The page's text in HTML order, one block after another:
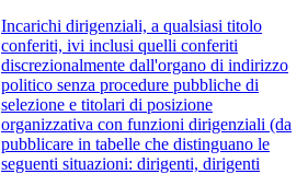
Incarichi dirigenziali, a qualsiasi titolo
conferiti, ivi inclusi quelli conferiti
discrezionalmente dall'organo di indirizzo
politico senza procedure pubbliche di
selezione e titolari di posizione
organizzativa con funzioni dirigenziali (da
pubblicare in tabelle che distinguano le
seguenti situazioni: dirigenti, dirigenti